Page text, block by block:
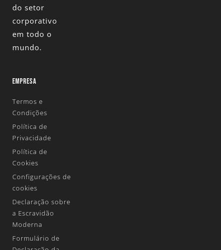
do setor
corporativo
em todo o
mundo.
EMPRESA
Termos e
Condições
Política de
Privacidade
Política de
Cookies
Configurações de
cookies
Declaração sobre
a Escravidão
Moderna
Formulário de